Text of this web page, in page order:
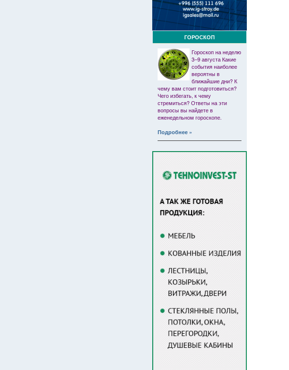
ГОРОСКОП
Гороскоп на неделю
3–9 августа Какие
события наиболее
вероятны в
ближайшие дни? К
чему вам стоит подготовиться?
Чего избегать, к чему
стремиться? Ответы на эти
вопросы вы найдете в
еженедельном гороскопе.
Подробнее »